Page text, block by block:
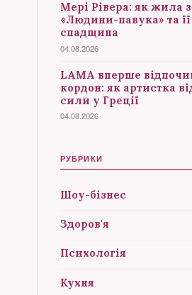
Мері Рівера: як жила
«Людини-павука» та її
спадщина
04.08.2026
LAMA вперше
кордон: як артистка
сили у Греції
04.08.2026
РУБРИКИ
Шоу-бізнес
Здоров'я
Психологія
Кухня